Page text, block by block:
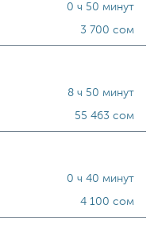
0 ч 50 минут
3 700 сом
8 ч 50 минут
55 463 сом
0 ч 40 минут
4 100 сом